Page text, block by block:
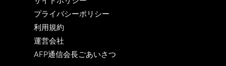
プライバシーポリシー
利用規約
運営会社
AFP通信会長ごあいさつ